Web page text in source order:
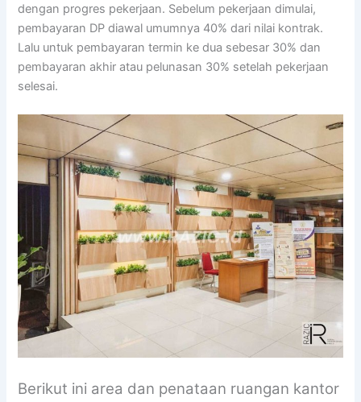
dengan progres pekerjaan. Sebelum pekerjaan dimulai,
pembayaran DP diawal umumnya 40% dari nilai kontrak.
Lalu untuk pembayaran termin ke dua sebesar 30% dan
pembayaran akhir atau pelunasan 30% setelah pekerjaan
selesai.
Berikut ini area dan penataan ruangan kantor